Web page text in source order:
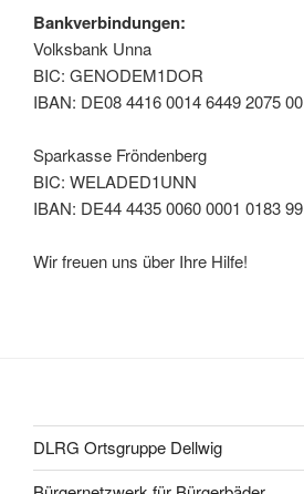
Bankverbindungen:
Volksbank Unna
BIC: GENODEM1DOR
IBAN: DE08 4416 0014 6449 2075 00
Sparkasse Fröndenberg
BIC: WELADED1UNN
IBAN: DE44 4435 0060 0001 0183 99
Wir freuen uns über Ihre Hilfe!
DLRG Ortsgruppe Dellwig